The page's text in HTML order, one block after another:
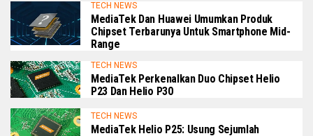
TECH NEWS
MediaTek Dan Huawei Umumkan Produk
Chipset Terbarunya Untuk Smartphone Mid-
Range
TECH NEWS
MediaTek Perkenalkan Duo Chipset Helio
P23 Dan Helio P30
TECH NEWS
MediaTek Helio P25: Usung Sejumlah